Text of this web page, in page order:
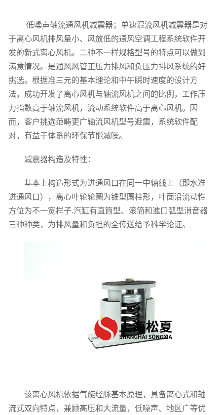
低噪声轴流通风机减震器；单速混流风机减震器是对
于离心风机排风量小、风放低的通风空调工程系统软件开
发的新式离心风机。二种不一样规格型号的特点可以做到
满意情况。是通风风管正压力排风和负压力排风系统的好
挑选。根据准三元的基本理论和中午瞬时速度的设计方
法，成功开发了离心风机与轴流风机之间的比例，工作压
力指数高于轴流风机，流动系统软件高于离心风机。因
而，客户挑选范畴更广轴流风机型号避震，系统软件配
对，有益于体系的环保节能减噪。
减震器构造及特性：
基本上构造形式为进通风口在同一中轴线上（即水准
进通风口），离心叶轮轮圈为锥型圆柱形，叶面沿流动性
方位为不一宽样子.汽缸有直筒型、滚筒和進口弧型消音器
三种种类，为排风量和负担的全传送给予科学论证。
该离心风机依据气旋经脉基本原理，具备离心式和轴
流式双向特点，兼顾髙压和大流量，低噪声、地区广等优